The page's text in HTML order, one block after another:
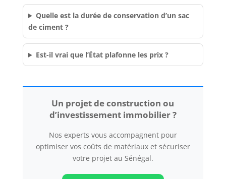
Quelle est la durée de conservation d’un sac
de ciment ?
Est-il vrai que l’État plafonne les prix ?
Un projet de construction ou
d’investissement immobilier ?
Nos experts vous accompagnent pour
optimiser vos coûts de matériaux et sécuriser
votre projet au Sénégal.